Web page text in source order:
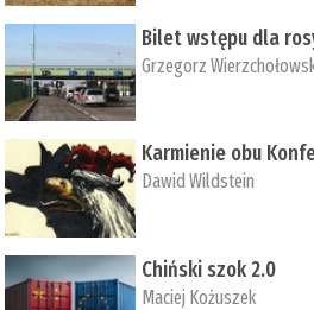
Bilet wstępu dla
Grzegorz
Karmienie obu
Dawid Wildstein
Chiński szok 2.0
Maciej Kożuszek